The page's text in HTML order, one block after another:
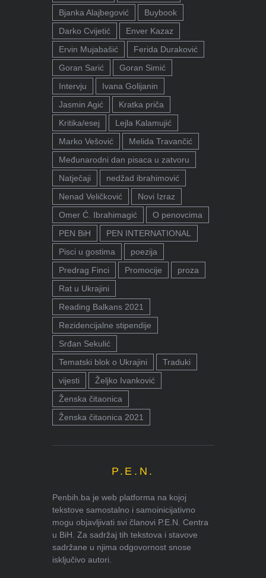
Bjanka Alajbegović
Buybook
Darko Cvijetić
Enver Kazaz
Ervin Mujabašić
Ferida Duraković
Goran Sarić
Goran Simić
Intervju
Ivana Golijanin
Jasmin Agić
Kratka priča
Kritika/esej
Lejla Kalamujić
Marko Vešović
Melida Travančić
Međunarodni dan pisaca u zatvoru
Natječaji
nedžad ibrahimović
Nenad Veličković
Novi Izraz
Omer Ć. Ibrahimagić
O penovcima
PEN BiH
PEN INTERNATIONAL
Pisci u gostima
poezija
Predrag Finci
Promocije
proza
Rat u Ukrajini
Reading Balkans 2021
Rezidencijalne stipendije
Srđan Sekulić
Tematski blok o Ukrajini
Traduki
vijesti
Željko Ivanković
Ženska čitaonica
Ženska čitaonica 2021
P.E.N.
Penbih.ba je web platforma na kojoj
tekstove samostalno i samoinicijativno
mogu objavljivati svi članovi P.E.N. Centra
u BiH. Za sadržaj tih tekstova i stavove
sadržane u njima odgovornost snose
isključivo autori.